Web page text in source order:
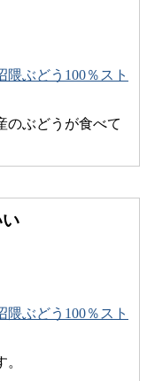
隈ぶどう100％スト
のぶどうが食べて
隈ぶどう100％スト